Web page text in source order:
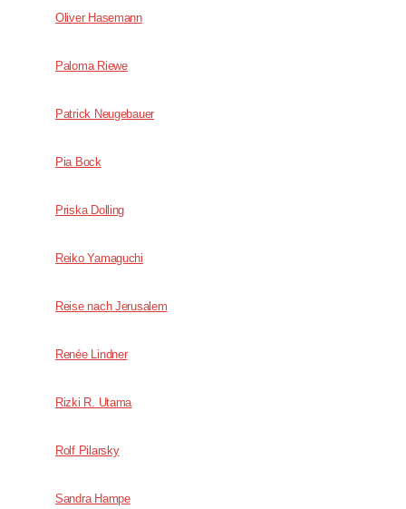
Oliver Hasemann
Paloma Riewe
Patrick Neugebauer
Pia Bock
Priska Dolling
Reiko Yamaguchi
Reise nach Jerusalem
Renée ­Lindner
Rizki R. Utama
Rolf Pilarsky
Sandra Hampe